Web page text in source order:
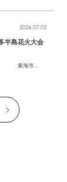
東海市
,大府市
2026.07.03
半島花火大会